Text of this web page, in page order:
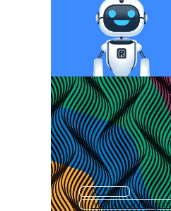
Ai File
Artificial